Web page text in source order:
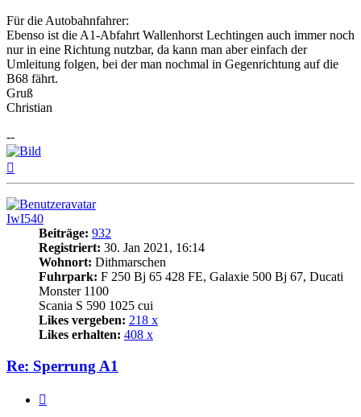
Für die Autobahnfahrer:
Ebenso ist die A1-Abfahrt Wallenhorst Lechtingen auch immer noch
nur in eine Richtung nutzbar, da kann man aber einfach der
Umleitung folgen, bei der man nochmal in Gegenrichtung auf die
B68 fährt.
Gruß
Christian
--
IwI540
Beiträge: 932
Registriert: 30. Jan 2021, 16:14
Wohnort: Dithmarschen
Fuhrpark: F 250 Bj 65 428 FE, Galaxie 500 Bj 67, Ducati
Monster 1100
Scania S 590 1025 cui
Likes vergeben: 218 x
Likes erhalten: 408 x
Re: Sperrung A1